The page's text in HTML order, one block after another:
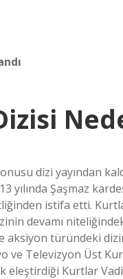
dizi yayından
Şaşmaz
istifa etti. Kurtlar
devamı
aksiyon türündeki
ve Televizyon Üst
eleştirdiği Kurtlar